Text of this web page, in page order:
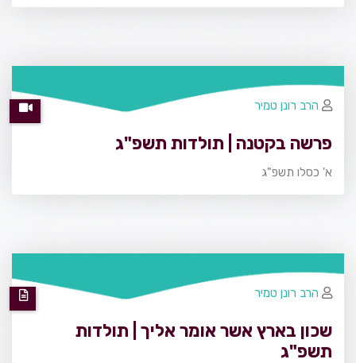
פרשה בקטנה | תולדות תשפ"ג
א' כסלו תשפ"ג
הרב רונן טמיר
שכון בארץ אשר אומר אליך | תולדות
תשפ"ג
הרב רונן טמיר